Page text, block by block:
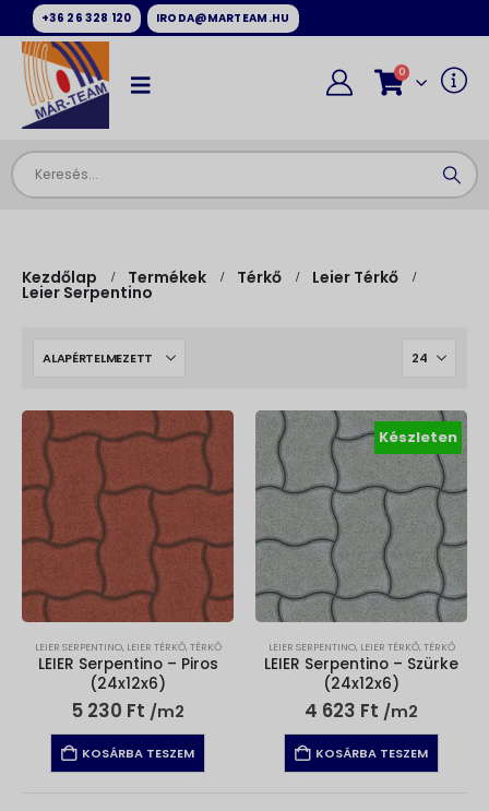
+36 26 328 120 IRODA@MARTEAM.HU
0
Kezdőlap Termékek Térkő Leier Térkő
Leier Serpentino
LEIER SERPENTINO, LEIER TÉRKŐ, TÉRKŐ
LEIER Serpentino – Piros
(24x12x6)
5 230 Ft /m2
KOSÁRBA TESZEM
Készleten
LEIER SERPENTINO, LEIER TÉRKŐ, TÉRKŐ
LEIER Serpentino – Szürke
(24x12x6)
4 623 Ft /m2
KOSÁRBA TESZEM